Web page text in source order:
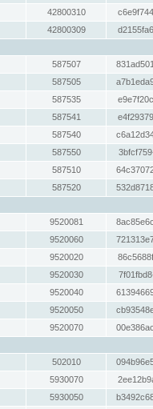
42800310
42800309
587507
587505
587535
587541
587540
587550
587510
587520
9520081
9520060
9520020
9520030
9520040
9520050
9520070
502010
5930070
5930050